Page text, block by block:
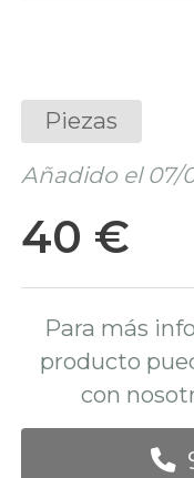
Piezas
Añadido el 07/
40 €
Para más
producto
con